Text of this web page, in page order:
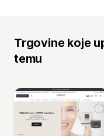
Trgovine koje
temu